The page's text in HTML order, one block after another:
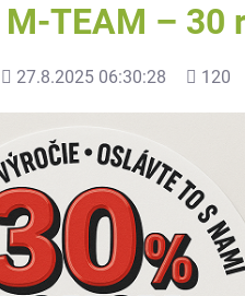
TEAM – 30
Pridané
27.8.2025 06:30:28
Počet
120